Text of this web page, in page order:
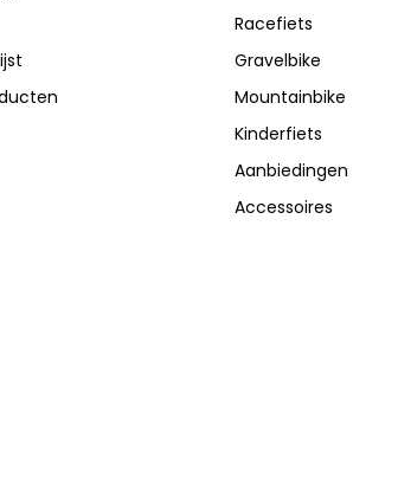
Racefiets
Gravelbike
Mountainbike
Kinderfiets
Aanbiedingen
Accessoires